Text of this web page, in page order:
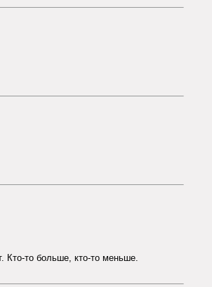
то больше, кто-то меньше.